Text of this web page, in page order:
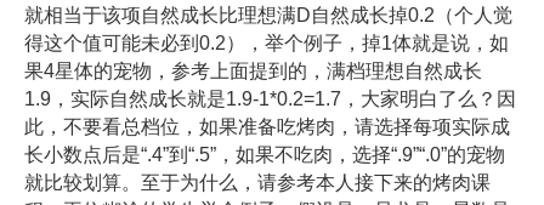
就相当于该项自然成长比理想满D自然成长掉0.2（个人觉
得这个值可能未必到0.2），举个例子，掉1体就是说，如
果4星体的宠物，参考上面提到的，满档理想自然成长
1.9，实际自然成长就是1.9-1*0.2=1.7，大家明白了么？因
此，不要看总档位，如果准备吃烤肉，请选择每项实际成
长小数点后是“.4”到“.5”，如果不吃肉，选择“.9”“.0”的宠物
就比较划算。至于为什么，请参考本人接下来的烤肉课